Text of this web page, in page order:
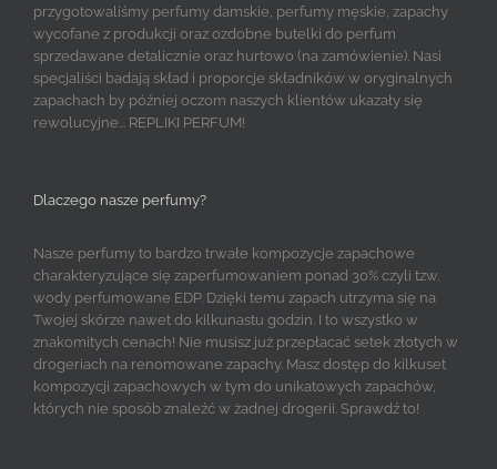
przygotowaliśmy perfumy damskie, perfumy męskie, zapachy
wycofane z produkcji oraz ozdobne butelki do perfum
sprzedawane detalicznie oraz hurtowo (na zamówienie). Nasi
specjaliści badają skład i proporcje składników w oryginalnych
zapachach by później oczom naszych klientów ukazały się
rewolucyjne... REPLIKI PERFUM!
Dlaczego nasze perfumy?
Nasze perfumy to bardzo trwałe kompozycje zapachowe
charakteryzujące się zaperfumowaniem ponad 30% czyli tzw.
wody perfumowane EDP. Dzięki temu zapach utrzyma się na
Twojej skórze nawet do kilkunastu godzin. I to wszystko w
znakomitych cenach! Nie musisz już przepłacać setek złotych w
drogeriach na renomowane zapachy. Masz dostęp do kilkuset
kompozycji zapachowych w tym do unikatowych zapachów,
których nie sposób znaleźć w żadnej drogerii. Sprawdź to!